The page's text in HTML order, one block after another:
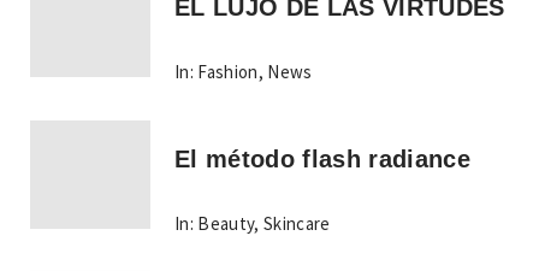
EL LUJO DE LAS VIRTUDES
In: Fashion, News
El método flash radiance
In: Beauty,Skincare